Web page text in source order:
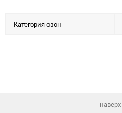
Категория озон
наверх